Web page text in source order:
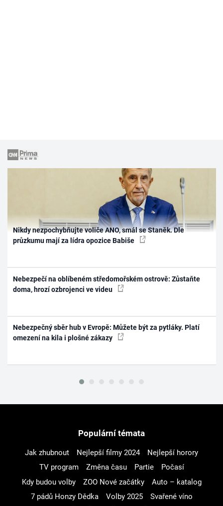
Nikdy nezpochybňujte voliče ANO, smál se Staněk. Dle
průzkumu mají za lídra opozice Babiše
Nebezpečí na oblíbeném středomořském ostrově: Zůstaňte
doma, hrozí ozbrojenci ve videu
Nebezpečný sběr hub v Evropě: Můžete být za pytláky. Platí
omezení na kila i plošné zákazy
Populární témata
Jak zhubnout Nejlepší filmy 2024
Nejlepší horory
TV program
Změna času Partie
Počasí
Kdy budou volby
ZOO Nové začátky
Auto – katalog
7 pádů Honzy Dědka
Volby 2025
Svařené víno